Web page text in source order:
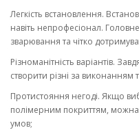
Легкість встановлення.
навіть непрофесіонал.
зварювання та чітко
Різноманітність варіантів.
створити різні за виконанням
Протистояння негоді. Якщо
полімерним покриттям,
умов;